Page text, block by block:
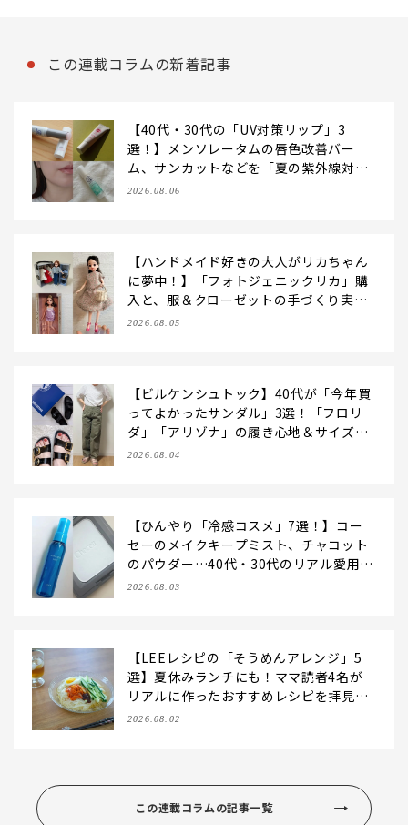
この連載コラムの新着記事
【40代・30代の「UV対策リップ」3
選！】メンソレータムの唇色改善バー
ム、サンカットなどを「夏の紫外線対
策」に愛用中です【LEE読者のイチ押し
2026.08.06
【ハンドメイド好きの大人がリカちゃん
に夢中！】「フォトジェニックリカ」購
入と、服＆クローゼットの手づくり実例
をご紹介【LEE100人隊・2026】
2026.08.05
【ビルケンシュトック】40代が「今年買
ってよかったサンダル」3選！「フロリ
ダ」「アリゾナ」の履き心地＆サイズ選
びもご紹介【LEE100人隊・2026】
2026.08.04
【ひんやり「冷感コスメ」7選！】コー
セーのメイクキープミスト、チャコット
のパウダー…40代・30代のリアル愛用品
を拝見♪【2026夏】
2026.08.03
【LEEレシピの「そうめんアレンジ」5
選】夏休みランチにも！ママ読者4名が
リアルに作ったおすすめレシピを拝見♪
【2026夏】
2026.08.02
この連載コラムの記事一覧